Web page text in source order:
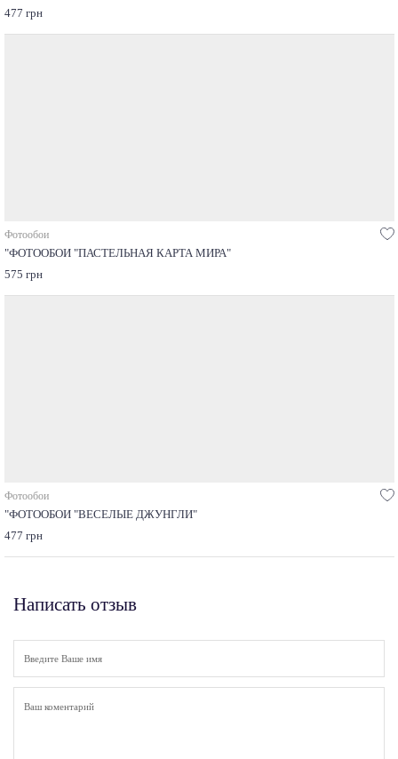
477 грн
Фотообои
"ФОТООБОИ "ПАСТЕЛЬНАЯ КАРТА МИРА"
575 грн
Фотообои
"ФОТООБОИ "ВЕСЕЛЫЕ ДЖУНГЛИ"
477 грн
Написать отзыв